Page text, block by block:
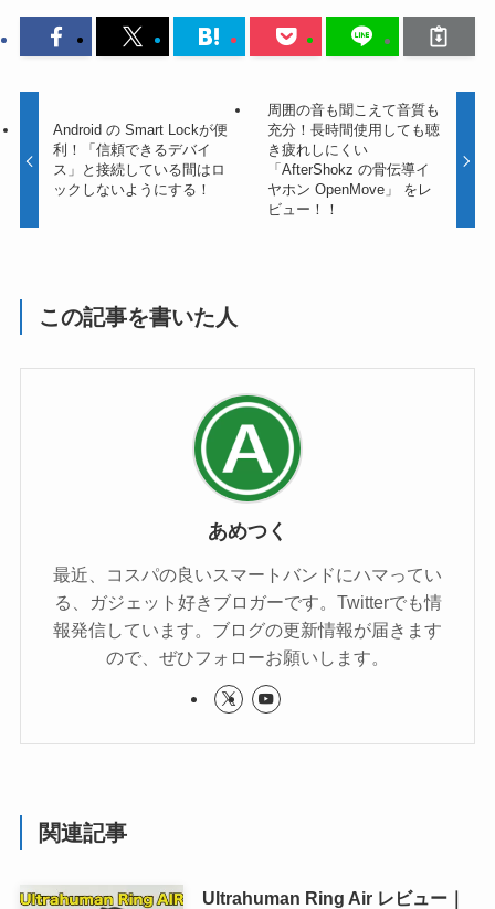
Android の Smart Lockが便
利！「信頼できるデバイ
ス」と接続している間はロ
ックしないようにする！
周囲の音も聞こえて音質も
充分！長時間使用しても聴
き疲れしにくい
「AfterShokz の骨伝導イ
ヤホン OpenMove」 をレ
ビュー！！
この記事を書いた人
あめつく
最近、コスパの良いスマートバンドにハマってい
る、ガジェット好きブロガーです。Twitterでも情
報発信しています。ブログの更新情報が届きます
ので、ぜひフォローお願いします。
関連記事
Ultrahuman Ring Air レビュー｜